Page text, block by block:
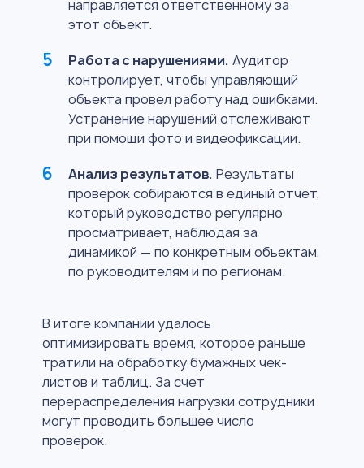
направляется ответственному за
этот объект.
Работа с нарушениями. Аудитор
контролирует, чтобы управляющий
объекта провел работу над ошибками.
Устранение нарушений отслеживают
при помощи фото и видеофиксации.
Анализ результатов. Результаты
проверок собираются в единый отчет,
который руководство регулярно
просматривает, наблюдая за
динамикой — по конкретным объектам,
по руководителям и по регионам.
В итоге компании удалось
оптимизировать время, которое раньше
тратили на обработку бумажных чек-
листов и таблиц. За счет
перераспределения нагрузки сотрудники
могут проводить большее число
проверок.